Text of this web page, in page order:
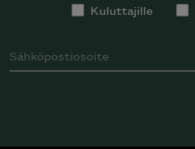
Kuluttajille